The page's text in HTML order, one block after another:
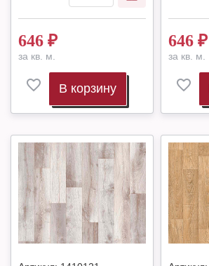
646 ₽
за кв. м.
В корзину
646 ₽
за кв. м.